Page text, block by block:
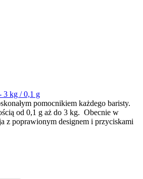
3 kg / 0,1 g
pomocnikiem każdego baristy.
od 0,1 g aż do 3 kg. Obecnie w
z poprawionym designem i przyciskami